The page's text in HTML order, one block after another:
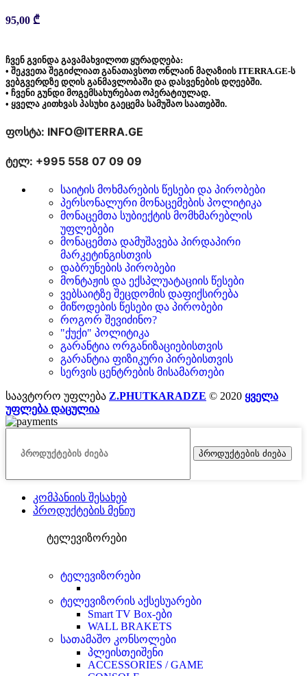
95,00 ₾
ჩვენ გვინდა გავამახვილოთ ყურადღება:
• შეკვეთა შეგიძლიათ განათავსოთ ონლაინ მაღაზიის ITERRA.GE-ს
ვებგვერდზე დღის განმავლობაში და დასვენების დღეებში.
• ჩვენი გუნდი მოგემსახურებათ ოპერატიულად.
• ყველა კითხვას პასუხი გაეცემა სამუშაო საათებში.
ფოსტა: INFO@ITERRA.GE
ტელ: +995 558 07 09 09
საიტის მოხმარების წესები და პირობები
პერსონალური მონაცემების პოლიტიკა
მონაცემთა სუბიექტის მომხმარებლის
უფლებები
მონაცემთა დამუშავება პირდაპირი
მარკეტინგისთვის
დაბრუნების პირობები
მონტაჟის და ექსპლუატაციის წესები
ვებსაიტზე შეცდომის დაფიქსირება
მიწოდების წესები და პირობები
როგორ შევიძინო?
"ქუქი" პოლიტიკა
გარანტია ორგანიზაციებისთვის
გარანტია ფიზიკური პირებისთვის
სერვის ცენტრების მისამართები
საავტორო უფლება Z.PHUTKARADZE © 2020 ყველა
უფლება დაცულია
პროდუქტების ძიება
კომპანიის შესახებ
პროდუქტების მენიუ
ტელევიზორები
ტელევიზორები
ტელევიზორის აქსესუარები
Smart TV Box-ები
WALL BRAKETS
სათამაშო კონსოლები
პლეისთეიშენი
ACCESSORIES / GAME